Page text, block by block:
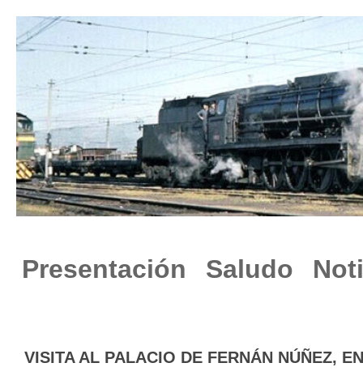
Presentación Saludo
VISITA AL PALACIO DE FERNÁN NÚÑEZ,